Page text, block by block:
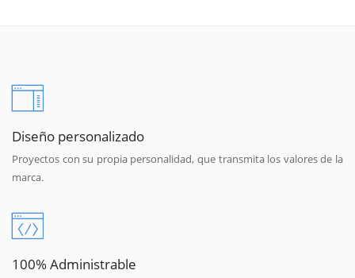
Diseño personalizado
Proyectos con su propia personalidad, que transmita los valores de la
marca.
100% Administrable